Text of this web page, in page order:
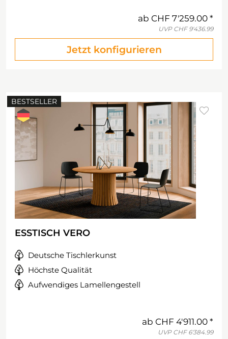
ab CHF 7'259.00
UVP CHF 9'436.99
Jetzt konfigurieren
BESTSELLER
ESSTISCH VERO
Deutsche Tischlerkunst
Höchste Qualität
Aufwendiges Lamellengestell
ab CHF 4'911.00
UVP CHF 6'384.99